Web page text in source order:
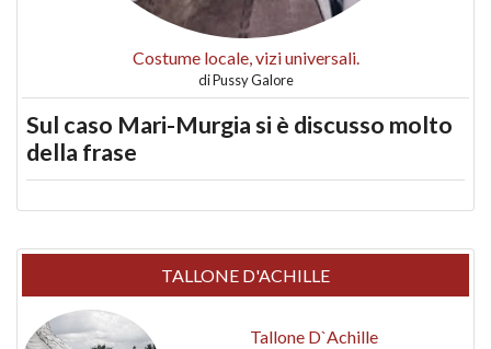
Costume locale, vizi universali.
diPussy Galore
Sul caso Mari-Murgia si è discusso molto
della frase
TALLONE D'ACHILLE
Tallone D`Achille